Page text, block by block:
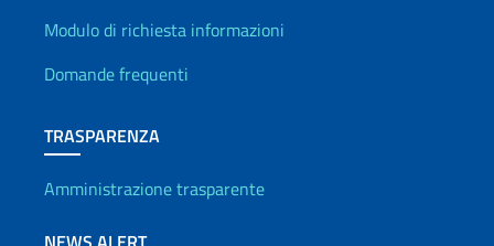
Info utili
Modulo di richiesta informazioni
Domande frequenti
TRASPARENZA
Amministrazione trasparente